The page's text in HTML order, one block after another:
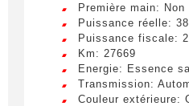
Première main: Non
Puissance réelle:
Puissance fiscale:
Km: 27669
Energie: Essence
Transmission:
Couleur extérieure: